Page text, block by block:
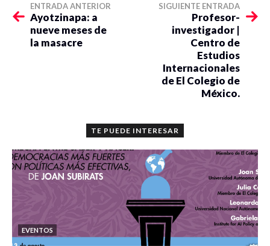
ENTRADA ANTERIOR
Ayotzinapa: a
nueve meses de
la masacre
SIGUIENTE ENTRADA
Profesor-
investigador |
Centro de
Estudios
Internacionales
de El Colegio de
México.
TE PUEDE INTERESAR
EVENTOS